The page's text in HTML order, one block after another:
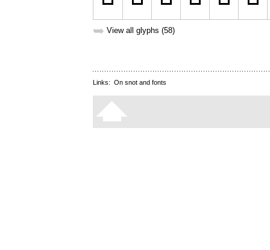
➥ View all glyphs (58)
Links: On snot and fonts